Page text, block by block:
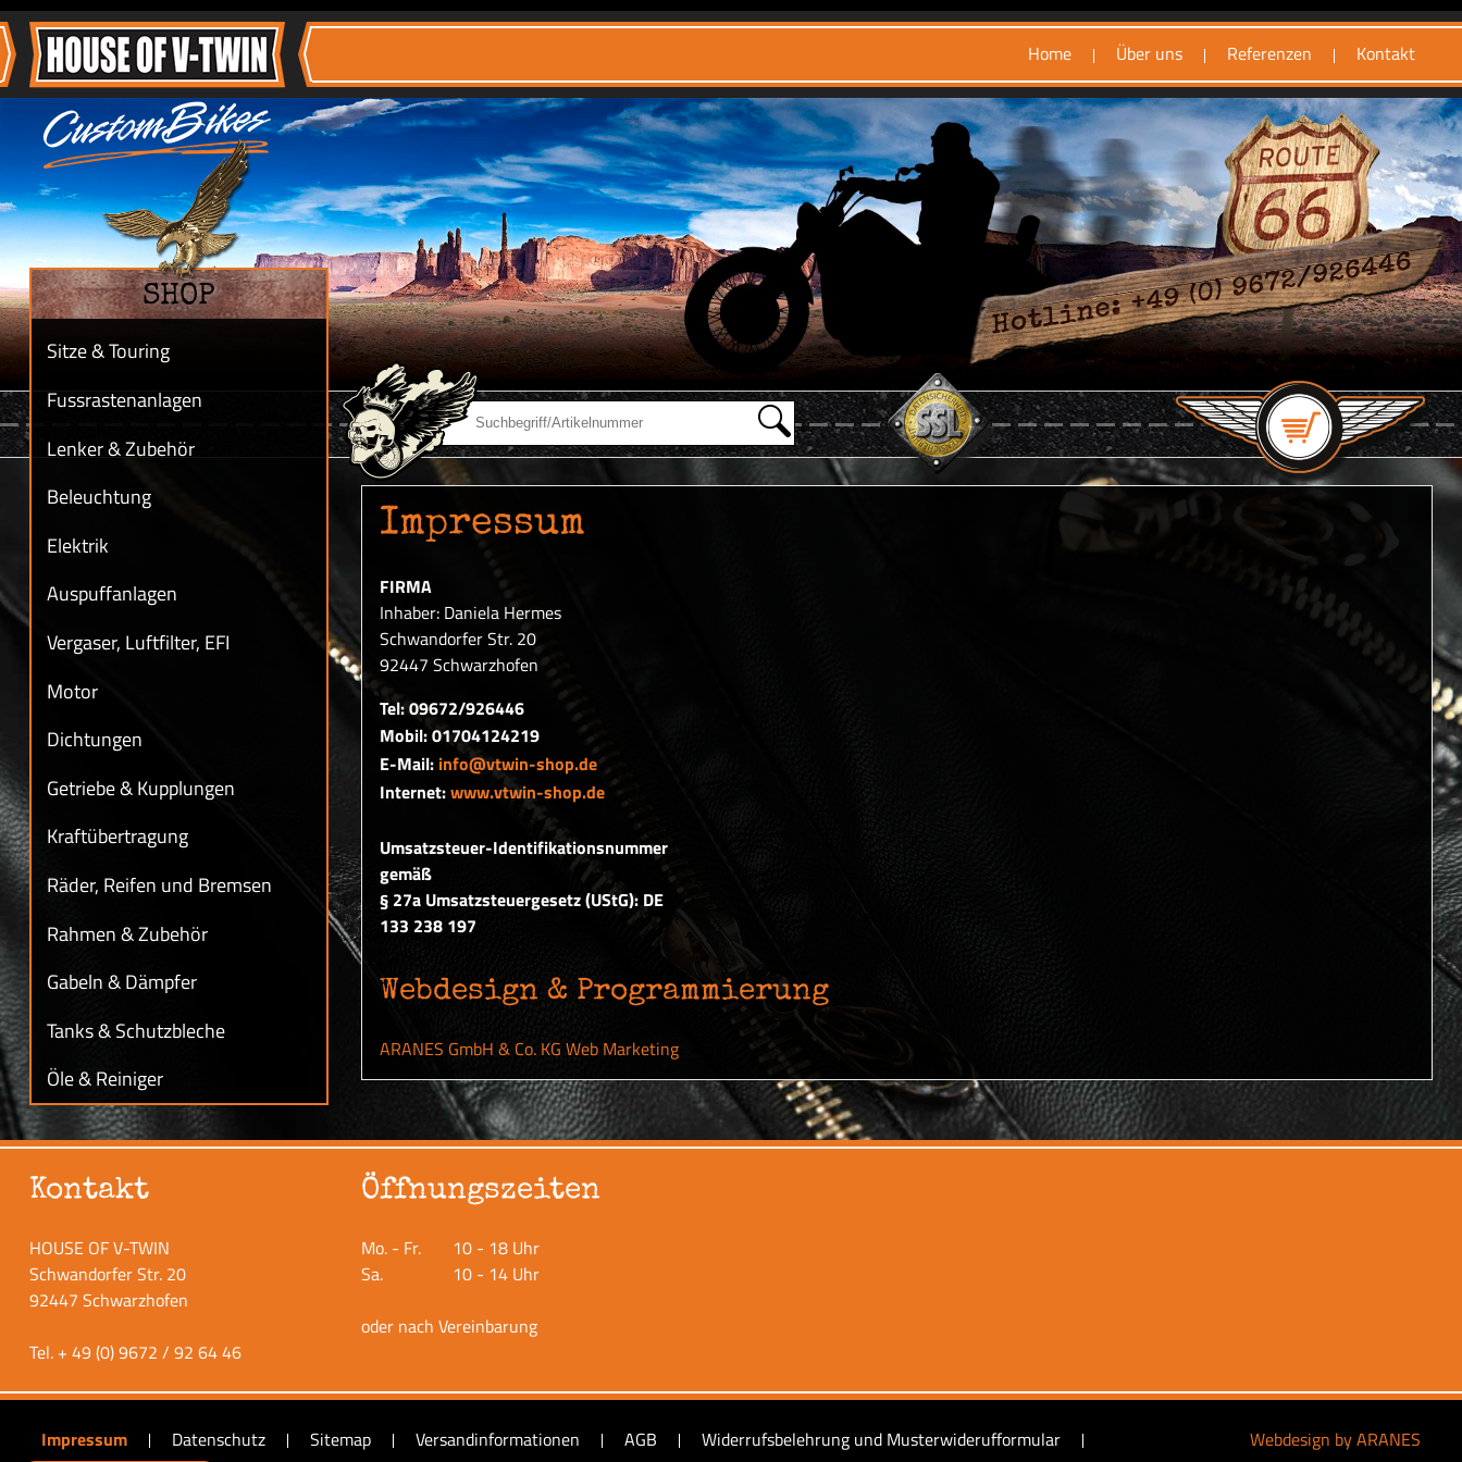
Home Über uns Referenzen Kontakt
SHOP
Sitze & Touring
Fussrastenanlagen
Lenker & Zubehör
Beleuchtung
Elektrik
Auspuffanlagen
Vergaser, Luftfilter, EFI
Motor
Dichtungen
Getriebe & Kupplungen
Kraftübertragung
Räder, Reifen und Bremsen
Rahmen & Zubehör
Gabeln & Dämpfer
Tanks & Schutzbleche
Öle & Reiniger
Impressum
FIRMA
Inhaber: Daniela Hermes
Schwandorfer Str. 20
92447 Schwarzhofen
Tel: 09672/926446
Mobil: 01704124219
E-Mail: info@vtwin-shop.de
Internet:www.vtwin-shop.de
Umsatzsteuer-Identifikationsnummer
gemäß
§ 27a Umsatzsteuergesetz (UStG): DE
133 238 197
Webdesign & Programmierung
ARANES GmbH & Co. KG Web Marketing
Kontakt
HOUSE OF V-TWIN
Schwandorfer Str. 20
92447 Schwarzhofen
Tel. + 49 (0) 9672 / 92 64 46
Öffnungszeiten
Mo. - Fr.
10 - 18 Uhr
Sa.
10 - 14 Uhr
oder nach Vereinbarung
Webdesign by ARANES
Impressum Datenschutz Sitemap Versandinformationen AGB Widerrufsbelehrung und Musterwiderufformular